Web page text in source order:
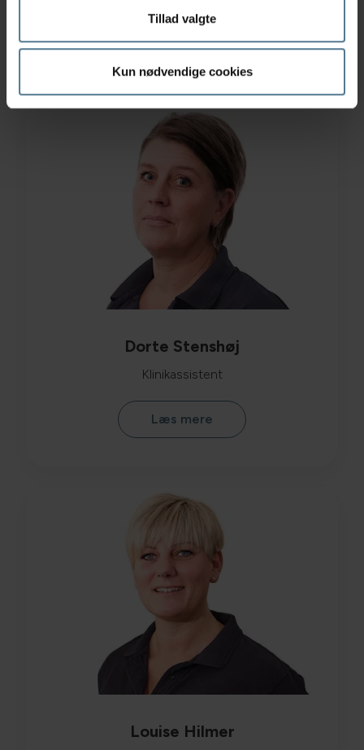
Tillad valgte
Kun nødvendige cookies
Dorte Stenshøj
Klinikassistent
Læs mere
Louise Hilmer